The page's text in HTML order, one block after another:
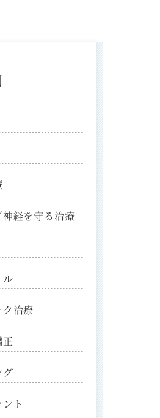
経を守る治療
ル
治療
グ
ト